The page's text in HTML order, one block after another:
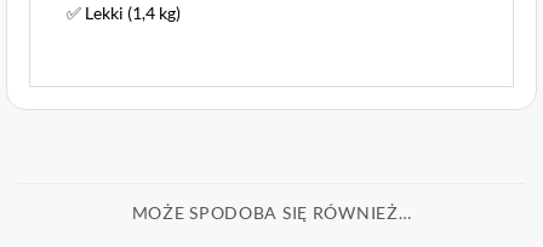
✅ Lekki (1​,​4 kg)
MOŻE SPODOBA SIĘ RÓWNIEŻ…